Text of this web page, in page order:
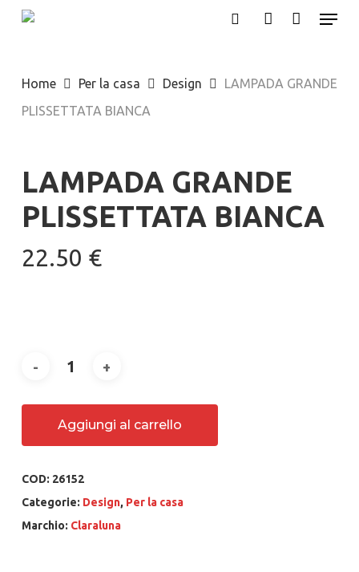
Skip
content
Menu
Home Per la casa Design
LAMPADA GRANDE
PLISSETTATA BIANCA
LAMPADA GRANDE
PLISSETTATA BIANCA
22.50 €
Aggiungi al carrello
COD: 26152
Categorie: Design, Per la casa
Marchio: Claraluna